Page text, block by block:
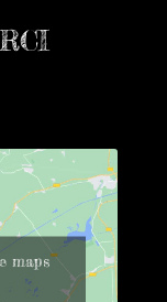
maps